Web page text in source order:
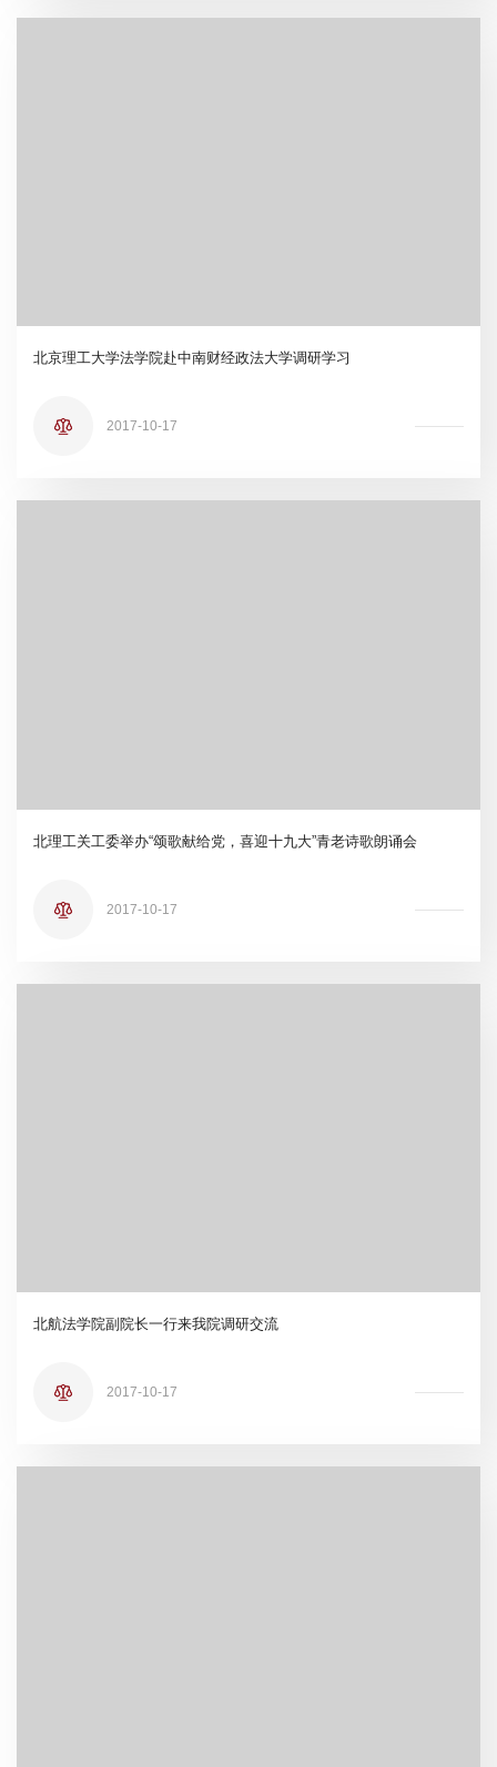
北京理工大学法学院赴中南财经政法大学调研学习
2017-10-17
北理工关工委举办“颂歌献给党，喜迎十九大”青老诗歌朗诵会
2017-10-17
北航法学院副院长一行来我院调研交流
2017-10-17